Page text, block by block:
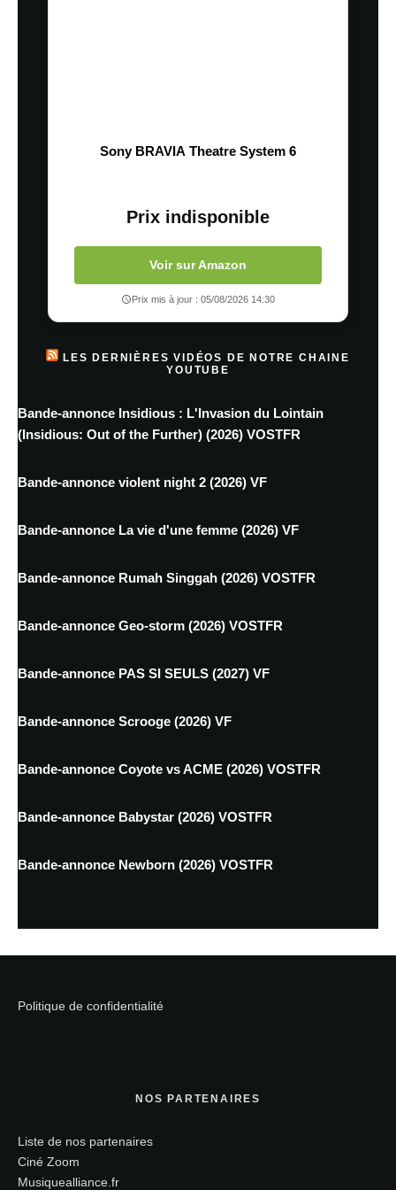
Sony BRAVIA Theatre System 6
Prix indisponible
Voir sur Amazon
Prix mis à jour : 05/08/2026 14:30
LES DERNIÈRES VIDÉOS DE NOTRE CHAINE
YOUTUBE
Bande-annonce Insidious : L'Invasion du Lointain
(Insidious: Out of the Further) (2026) VOSTFR
Bande-annonce violent night 2 (2026) VF
Bande-annonce La vie d'une femme (2026) VF
Bande-annonce Rumah Singgah (2026) VOSTFR
Bande-annonce Geo-storm (2026) VOSTFR
Bande-annonce PAS SI SEULS (2027) VF
Bande-annonce Scrooge (2026) VF
Bande-annonce Coyote vs ACME (2026) VOSTFR
Bande-annonce Babystar (2026) VOSTFR
Bande-annonce Newborn (2026) VOSTFR
Politique de confidentialité
NOS PARTENAIRES
Liste de nos partenaires
Ciné Zoom
Musiquealliance.fr